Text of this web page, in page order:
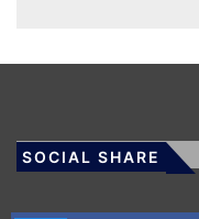
SOCIAL SHARE